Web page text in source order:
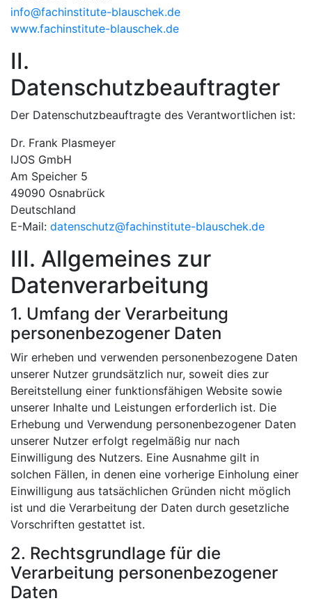
info@fachinstitute-blauschek.de
www.fachinstitute-blauschek.de
II.
Datenschutzbeauftragter
Der Datenschutzbeauftragte des Verantwortlichen ist:
Dr. Frank Plasmeyer
IJOS GmbH
Am Speicher 5
49090 Osnabrück
Deutschland
E-Mail: datenschutz@fachinstitute-blauschek.de
III. Allgemeines zur
Datenverarbeitung
1. Umfang der Verarbeitung
personenbezogener Daten
Wir erheben und verwenden personenbezogene Daten
unserer Nutzer grundsätzlich nur, soweit dies zur
Bereitstellung einer funktionsfähigen Website sowie
unserer Inhalte und Leistungen erforderlich ist. Die
Erhebung und Verwendung personenbezogener Daten
unserer Nutzer erfolgt regelmäßig nur nach
Einwilligung des Nutzers. Eine Ausnahme gilt in
solchen Fällen, in denen eine vorherige Einholung einer
Einwilligung aus tatsächlichen Gründen nicht möglich
ist und die Verarbeitung der Daten durch gesetzliche
Vorschriften gestattet ist.
2. Rechtsgrundlage für die
Verarbeitung personenbezogener
Daten